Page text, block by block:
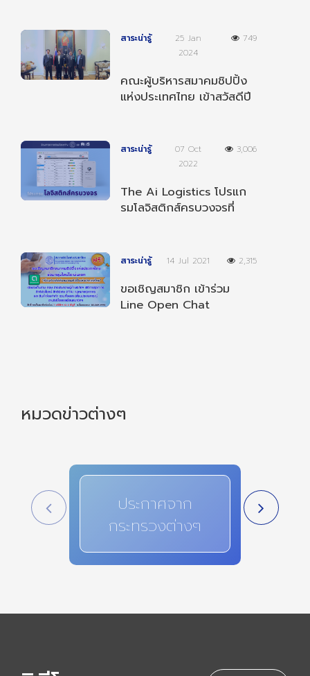
สาระน่ารู้
25 Jan
2024
749
คณะผู้บริหารสมาคมชิปปิ้ง
แห่งประเทศไทย เข้าสวัสดีปี
สาระน่ารู้
07 Oct
2022
3,006
The Ai Logistics โปรแก
รมโลจิสติกส์ครบวงจรที่
สาระน่ารู้ 14 Jul 2021 2,315
ขอเชิญสมาชิก เข้าร่วม
Line Open Chat
หมวดข่าวต่างๆ
ประกาศจาก
กระทรวงต่างๆ